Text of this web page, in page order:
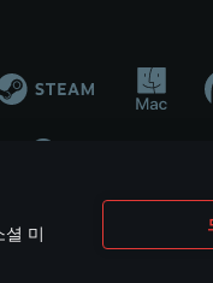
미
제조 업체가 게임 개발
of their respective